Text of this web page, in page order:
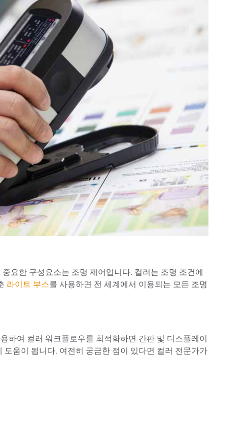
요한 구성요소는 조명 제어입니다. 컬러는 조명 조건에
라이트 부스를 사용하면 전 세계에서 이용되는 모든 조명
하여 컬러 워크플로우를 최적화하면 간판 및 디스플레이
움이 됩니다. 여전히 궁금한 점이 있다면 컬러 전문가가